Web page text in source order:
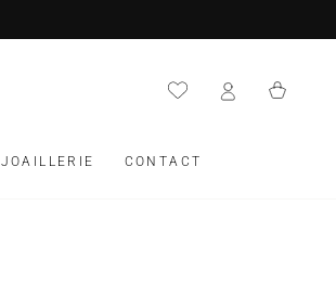
JOAILLERIE CONTACT
Panier